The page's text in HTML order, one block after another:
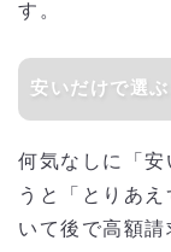
す。
安いだけで選
何気なしに「安
うと「とりあ
いて後で高額